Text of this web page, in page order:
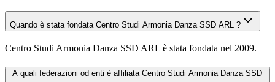
Quando è stata fondata Centro Studi Armonia Danza SSD ARL ?
Centro Studi Armonia Danza SSD ARL è stata fondata nel 2009.
A quali federazioni od enti è affiliata Centro Studi Armonia Danza SSD